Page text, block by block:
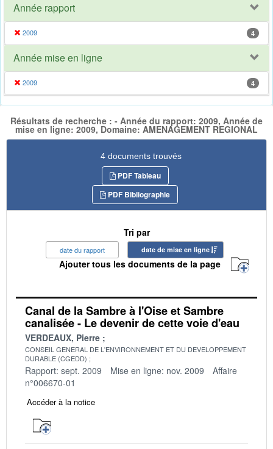
Année rapport
2009 4
Année mise en ligne
2009 4
Résultats de recherche : - Année du rapport: 2009, Année de
mise en ligne: 2009, Domaine: AMENAGEMENT REGIONAL
4 documents trouvés
PDF Tableau
PDF Bibliographie
Tri par
date du rapport date de mise en ligne
Ajouter tous les documents de la page
Canal de la Sambre à l'Oise et Sambre
canalisée - Le devenir de cette voie d'eau
VERDEAUX, Pierre
CONSEIL GENERAL DE L'ENVIRONNEMENT ET DU DEVELOPPEMENT
DURABLE (CGEDD)
Rapport: sept. 2009 Mise en ligne: nov. 2009
Affaire
n°006670-01
Accéder à la notice